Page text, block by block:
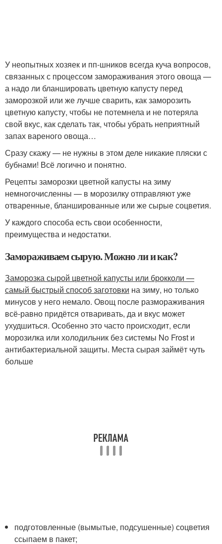
У неопытных хозяек и пп-шников всегда куча вопросов,
связанных с процессом замораживания этого овоща —
а надо ли бланшировать цветную капусту перед
заморозкой или же лучше сварить, как заморозить
цветную капусту, чтобы не потемнела и не потеряла
свой вкус, как сделать так, чтобы убрать неприятный
запах вареного овоща…
Сразу скажу — не нужны в этом деле никакие пляски с
бубнами! Всё логично и понятно.
Рецепты заморозки цветной капусты на зиму
немногочисленны — в морозилку отправляют уже
отваренные, бланшированные или же сырые соцветия.
У каждого способа есть свои особенности,
преимущества и недостатки.
Замораживаем сырую. Можно ли и как?
Заморозка сырой цветной капусты или брокколи —
самый быстрый способ заготовки на зиму, но только
минусов у него немало. Овощ после размораживания
всё-равно придётся отваривать, да и вкус может
ухудшиться. Особенно это часто происходит, если
морозилка или холодильник без системы No Frost и
антибактериальной защиты. Места сырая займёт чуть
больше
подготовленные (вымытые, подсушенные) соцветия
ссыпаем в пакет;